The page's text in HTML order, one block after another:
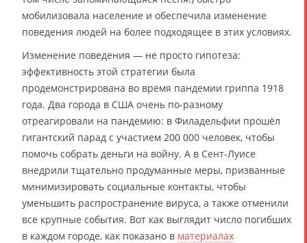
мобилизовала население и обеспечила изменение
поведения людей на более подходящее в этих условиях.
Изменение поведения — не просто гипотеза:
эффективность этой стратегии была
продемонстрирована во время пандемии гриппа 1918
года. Два города в США очень по-разному
отреагировали на пандемию: в Филадельфии прошёл
гигантский парад с участием 200 000 человек, чтобы
помочь собрать деньги на войну. А в Сент-Луисе
внедрили тщательно продуманные меры, призванные
минимизировать социальные контакты, чтобы
уменьшить распространение вируса, а также отменили
все крупные события. Вот как выглядит число погибших
в каждом городе, как показано в материалах